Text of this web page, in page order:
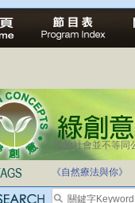
法治社會並不等同
《自然療法與你》